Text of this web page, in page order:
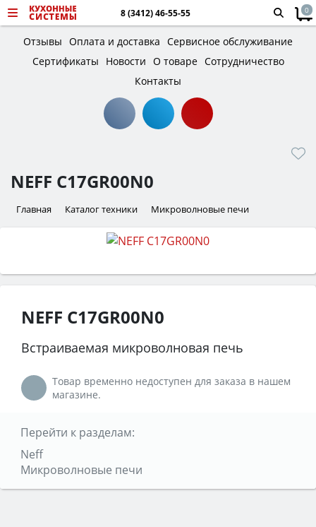
8 (3412) 46-55-55 0
Отзывы Оплата и доставка Сервисное обслуживание
Сертификаты
Новости О товаре Сотрудничество
Контакты
NEFF C17GR00N0
Главная Каталог техники Микроволновые печи
NEFF C17GR00N0
Встраиваемая микроволновая печь
Товар временно недоступен для заказа в нашем
магазине.
Перейти к разделам:
Neff
Микроволновые печи